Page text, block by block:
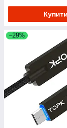
Купити
–29%